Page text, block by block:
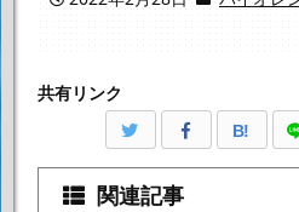
共有リンク
B!
関連記事